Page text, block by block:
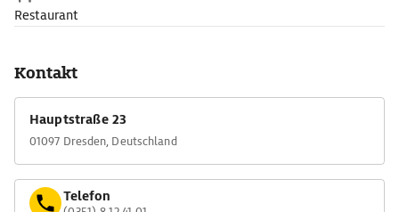
Restaurant
Kontakt
Hauptstraße 23
01097 Dresden, Deutschland
Telefon